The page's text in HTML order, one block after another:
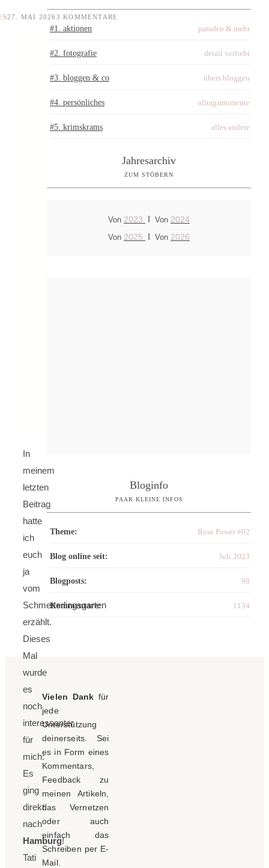
27. MAI 2026 3 KOMMENTARE
In
meinem
letzten
Beitrag
hatte
ich
euch
ja
vom
Schmetterlingsgarten
erzählt.
Dieses
Mal
wurde
es
noch
interessanter
für
mich:
Es
ging
direkt
nach
Hamburg!
Tati
#1. aktionen paraden & mehr
#2. fotografie detail verliebt
#3. bloggen & co übers bloggen
#4. persönliches alltagsmomente
#5. krimskrams alles andere
Jahresarchiv
ZUM STÖBERN
Von 2023 I Von 2024
Von 2025 I Von 2026
Bloginfo
PAAR KLEINE INFOS
Theme: Rose Power #02
Blog online seit: Juli 2023
Blogposts: 98
Kommentare: 1134
Vielen Dank für
jede
Unterstützung
deinerseits. Sei
es in Form eines
Kommentars,
Feedback zu
meinen Artikeln,
das Vernetzen
oder auch
einfach das
Schreiben per E-
Mail.